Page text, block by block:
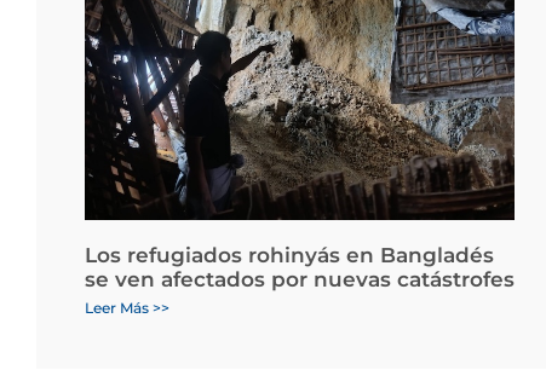
Los refugiados rohinyás en Bangladés
se ven afectados por nuevas catástrofes
Leer Más >>